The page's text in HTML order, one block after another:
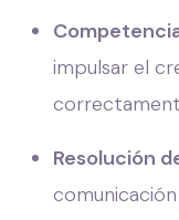
impulsar el
Resolución